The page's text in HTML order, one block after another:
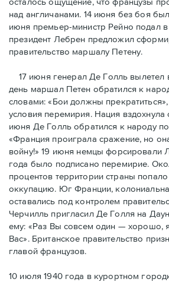
над англичанами. 14 июня без боя
июня премьер-министр Рейно подал в
президент Лебрен предложил
правительство маршалу Петену.
17 июня генерал Де Голль вылетел
день маршал Петен обратился к
словами: «Бои должны
условия перемирия. Нация вздохнула
июня Де Голль обратился к народу
«Франция проиграла сражение, но
войну!» 19 июня немцы форсировали
года было подписано перемирие.
процентов территории страны
оккупацию. Юг Франции,
оставались под контролем
Черчилль пригласил Де Голля на
ему: «Раз Вы совсем один — хорошо,
Вас». Британское правительство
главой французов.
10 июля 1940 года в курортном